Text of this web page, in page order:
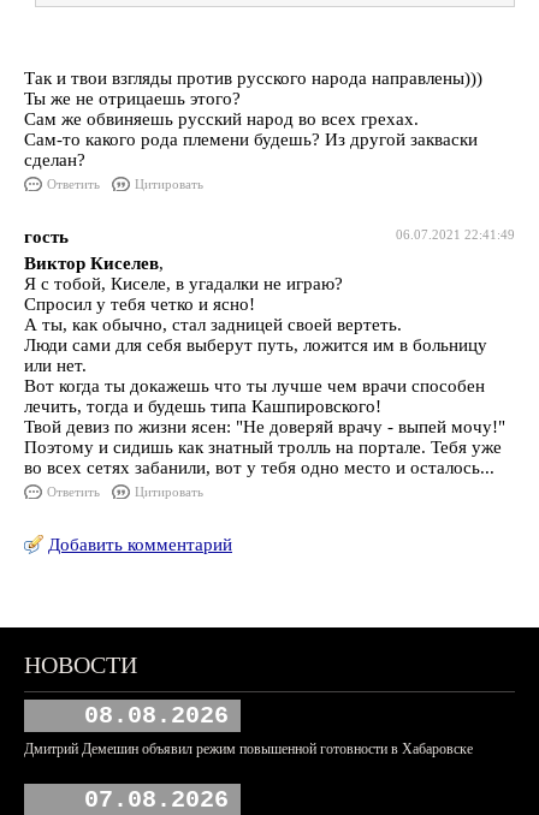
Так и твои взгляды против русского народа направлены)))
Ты же не отрицаешь этого?
Сам же обвиняешь русский народ во всех грехах.
Сам-то какого рода племени будешь? Из другой закваски
сделан?
Ответить Цитировать
06.07.2021 22:41:49
гость
Виктор Киселев,
Я с тобой, Киселе, в угадалки не играю?
Спросил у тебя четко и ясно!
А ты, как обычно, стал задницей своей вертеть.
Люди сами для себя выберут путь, ложится им в больницу
или нет.
Вот когда ты докажешь что ты лучше чем врачи способен
лечить, тогда и будешь типа Кашпировского!
Твой девиз по жизни ясен: "Не доверяй врачу - выпей мочу!"
Поэтому и сидишь как знатный тролль на портале. Тебя уже
во всех сетях забанили, вот у тебя одно место и осталось...
Ответить Цитировать
Добавить комментарий
НОВОСТИ
08.08.2026
Дмитрий Демешин объявил режим повышенной готовности в Хабаровске
07.08.2026